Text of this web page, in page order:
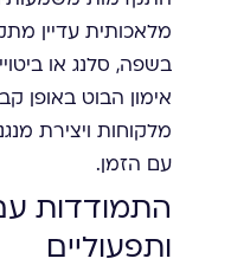
מלאכותית עדיין
בשפה, סלנג או
אימון הבוט באופן
מלקוחות ויצירת
עם הזמן.
התמודדות
ותפעוליים